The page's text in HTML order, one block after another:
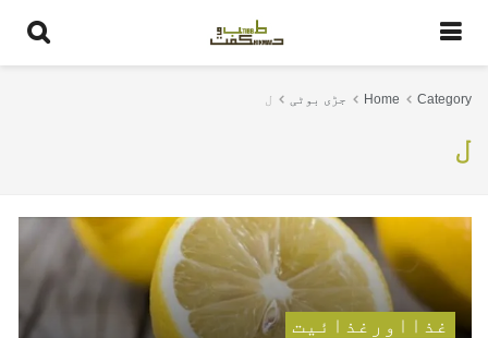
Home Category جڑی بوٹی ل
ل
غذااورغذائیت